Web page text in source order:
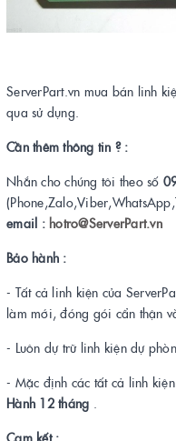
ServerPart.vn mua bán linh
qua sử dụng.
Cần thêm thông tin ? :
Nhắn cho chúng tôi theo số
email : hotro@ServerPart.vn
Bảo hành :
- Tất cả linh kiện của
làm mới, đóng gói cẩn thận
- Luôn dự trữ linh kiện dự
- Mặc định các tất cả linh
Hành 12 tháng .